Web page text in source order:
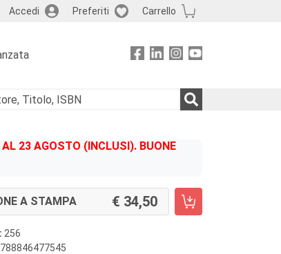
Accedi Preferiti Carrello
23 AGOSTO (INCLUSI). BUONE
A STAMPA 34,50
256